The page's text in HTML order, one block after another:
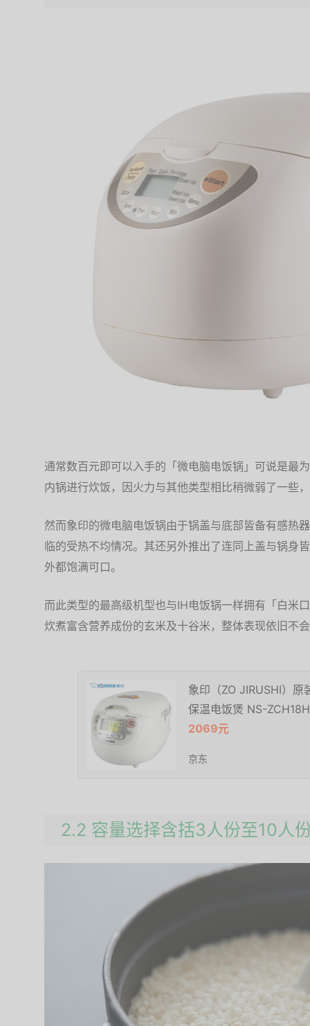
通常数百元即可以入手的「微电脑电饭锅」可说是最
内锅进行炊饭，因火力与其他类型相比稍微弱了一些
然而象印的微电脑电饭锅由于锅盖与底部皆备有感热
临的受热不均情况。其还另外推出了连同上盖与锅身
外都饱满可口。
而此类型的最高级机型也与IH电饭锅一样拥有「白米
炊煮富含营养成份的玄米及十谷米，整体表现依旧不
象印（ZO JIRUSHI）
保温电饭煲 NS-
2069元
京东
2.2 容量选择含括3人份至10人